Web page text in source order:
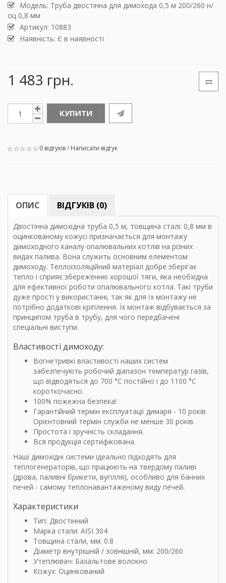
Модель: Труба двостінна для димохода 0,5 м 200/260 н/
оц 0,8 мм
Артикул: 10883
Наявність: Є в наявності
1 483 грн.
КУПИТИ
0 відгуків/ Написати відгук
ОПИС ВІДГУКІВ (0)
Двостінна димохідна труба 0,5 м, товщина сталі: 0,8 мм в
оцинкованому кожусі призначається для монтажу
димоходного каналу опалювальних котлів на різних
видах палива. Вона служить основним елементом
димоходу. Теплоізоляційний матеріал добре зберігає
тепло і сприяє збереженню хорошої тяги, яка необхідна
для ефективної роботи опалювального котла. Такі труби
дуже прості у використанні, так як для їх монтажу не
потрібно додаткові кріплення. Їх монтаж відбувається за
принципом труба в трубу, для чого передбачені
спеціальні виступи.
Властивості димоходу:
Вогнетривкі властивості наших систем
забезпечують робочий діапазон температур газів,
що відводяться до 700 °С постійно і до 1100 °С
короткочасно.
100% пожежна безпека!
Гарантійний термін експлуатації димаря - 10 років.
Орієнтовний термін служби не менше 30 років.
Простота і зручність складання.
Вся продукція сертифікована.
Наші димохідні системи ідеально підходять для
теплогенераторів, що працюють на твердому паливі
(дрова, паливні брикети, вугілля), особливо для банних
печей - самому теплонавантаженому виду печей.
Характеристики
Тип: Двостінний
Марка стали: AISI 304
Товщина стали, мм: 0.8
Діаметр внутрішній / зовнішній, мм: 200/260
Утеплювач: Базальтове волокно
Кожух: Оцинкований